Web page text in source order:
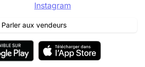
Instagram
Parler aux vendeurs